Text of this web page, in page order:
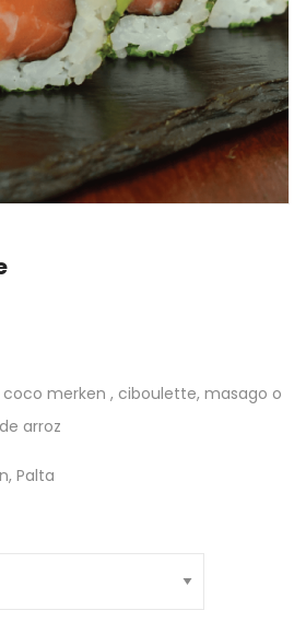
merken , ciboulette, masago o
arroz
Palta